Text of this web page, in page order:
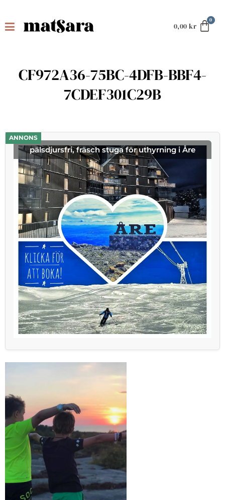
0,00 kr
CF972A36-75BC-4DFB-BBF4-
7CDEF301C29B
ANNONS
pälsdjursfri, fräsch stuga för uthyrning i Åre